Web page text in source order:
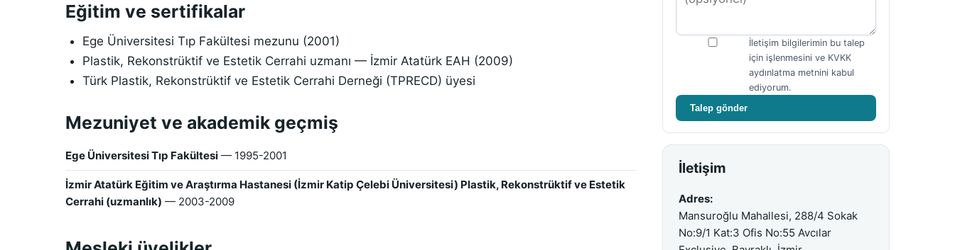
Eğitim ve sertifikalar
Ege Üniversitesi Tıp Fakültesi mezunu (2001)
Plastik, Rekonstrüktif ve Estetik Cerrahi uzmanı — İzmir Atatürk EAH (2009)
Türk Plastik, Rekonstrüktif ve Estetik Cerrahi Derneği (TPRECD) üyesi
Mezuniyet ve akademik geçmiş
Ege Üniversitesi Tıp Fakültesi — 1995-2001
İzmir Atatürk Eğitim ve Araştırma Hastanesi (İzmir Katip Çelebi Üniversitesi) Plastik, Rekonstrüktif ve Estetik
Cerrahi (uzmanlık) — 2003-2009
İletişim bilgilerimin bu talep
için işlenmesini ve KVKK
aydınlatma metnini kabul
ediyorum.
Talep gönder
İletişim
Adres:
Mansuroğlu Mahallesi, 288/4 Sokak
No:9/1 Kat:3 Ofis No:55 Avcılar